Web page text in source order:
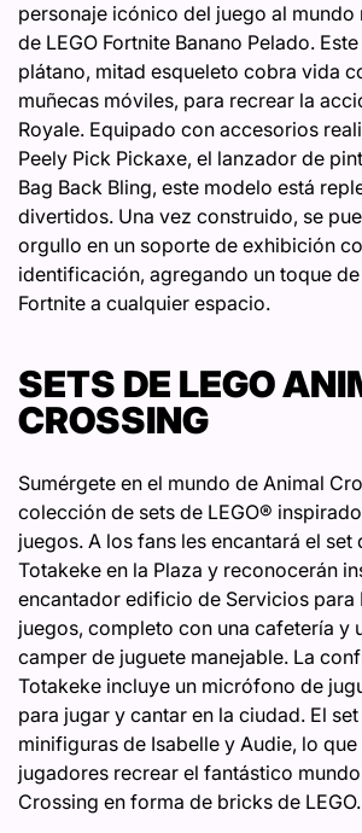
personaje icónico del juego al mundo
de LEGO Fortnite Banano Pelado.
plátano, mitad esqueleto cobra vida
muñecas móviles, para recrear la
Royale. Equipado con accesorios
Peely Pick Pickaxe, el lanzador de
Bag Back Bling, este modelo está
divertidos. Una vez construido, se
orgullo en un soporte de exhibición
identificación, agregando un toque
Fortnite a cualquier espacio.
SETS DE LEGO
CROSSING
Sumérgete en el mundo de Animal
colección de sets de LEGO®
juegos. A los fans les encantará el
Totakeke en la Plaza y reconocerán
encantador edificio de Servicios para
juegos, completo con una cafetería y
camper de juguete manejable. La
Totakeke incluye un micrófono de
para jugar y cantar en la ciudad. El
minifiguras de Isabelle y Audie, lo
jugadores recrear el fantástico
Crossing en forma de bricks de LEGO.